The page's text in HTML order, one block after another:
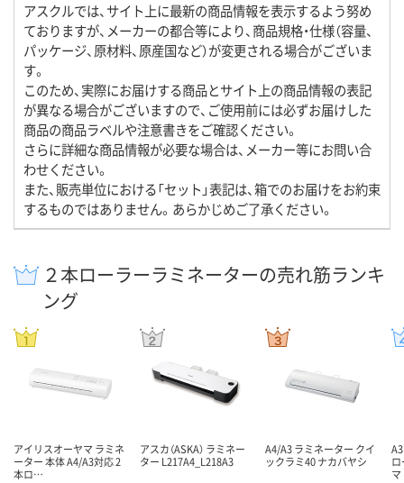
アスクルでは、サイト上に最新の商品情報を表示するよう努め
ておりますが、メーカーの都合等により、商品規格・仕様（容量、
パッケージ、原材料、原産国など）が変更される場合がございま
す。
このため、実際にお届けする商品とサイト上の商品情報の表記
が異なる場合がございますので、ご使用前には必ずお届けした
商品の商品ラベルや注意書きをご確認ください。
さらに詳細な商品情報が必要な場合は、メーカー等にお問い合
わせください。
また、販売単位における「セット」表記は、箱でのお届けをお約束
するものではありません。あらかじめご了承ください。
２本ローラーラミネーターの売れ筋ランキ
ング
アイリスオーヤマ ラミネ
ーター 本体 A4/A3対応 2
本ロ…
アスカ（ASKA） ラミネー
ター L217A4_L218A3
A4/A3 ラミネーター クイ
ックラミ40 ナカバヤシ
マ